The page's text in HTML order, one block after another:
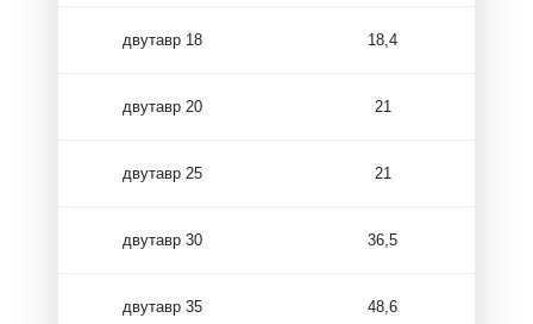
двутавр 18 18,4
двутавр 20 21
двутавр 25 21
двутавр 30 36,5
двутавр 35 48,6